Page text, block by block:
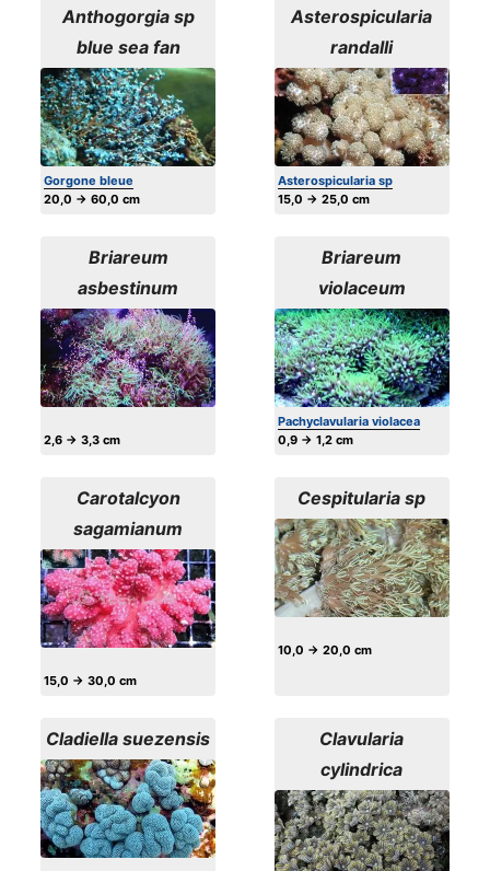
Anthogorgia sp
blue sea fan
Gorgone bleue
20,0 → 60,0 cm
Asterospicularia
randalli
Asterospicularia sp
15,0 → 25,0 cm
Briareum
asbestinum
2,6 → 3,3 cm
Briareum
violaceum
Pachyclavularia violacea
0,9 → 1,2 cm
Carotalcyon
sagamianum
15,0 → 30,0 cm
Cespitularia sp
10,0 → 20,0 cm
Cladiella suezensis
Clavularia
cylindrica